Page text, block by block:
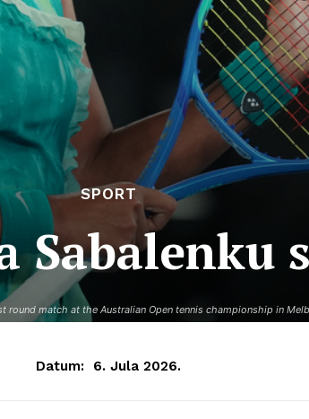
match at the Australian Open tennis championship in
SPORT
Sabalenku
Datum: 6. Jula 2026.